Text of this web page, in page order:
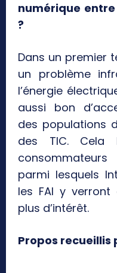
numérique
?
Dans un premier
un problème
l’énergie
aussi bon
des populations
des TIC. Cela
parmi lesquels
les FAI y verront
plus d’intérêt.
Propos recueillis